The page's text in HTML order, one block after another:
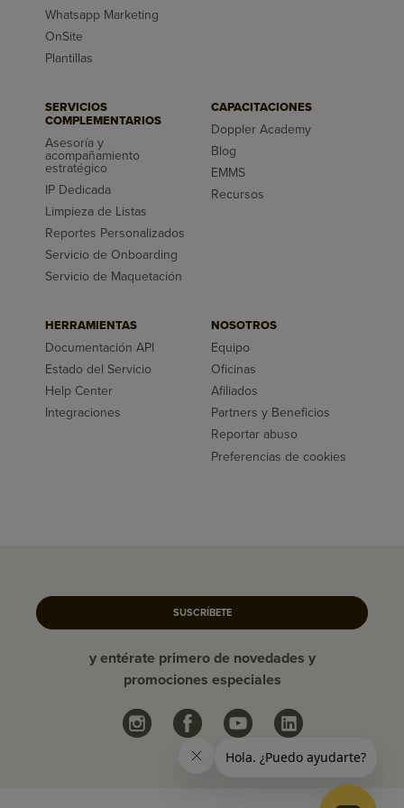
Whatsapp Marketing
OnSite
Plantillas
SERVICIOS
COMPLEMENTARIOS
Asesoría y
acompañamiento
estratégico
IP Dedicada
Limpieza de Listas
Reportes Personalizados
Servicio de Onboarding
Servicio de Maquetación
CAPACITACIONES
Doppler Academy
Blog
EMMS
Recursos
HERRAMIENTAS
Documentación API
Estado del Servicio
Help Center
Integraciones
NOSOTROS
Equipo
Oficinas
Afiliados
Partners y Beneficios
Reportar abuso
Preferencias de cookies
SUSCRÍBETE
y entérate primero de novedades y
promociones especiales